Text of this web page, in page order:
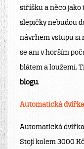
stříšku a něco jako
slepičky nebudou
návrhem vstupu si
se ani v horším
blátem a loužemi.
blogu.
Automatická
Automatická
Stojí kolem 3000